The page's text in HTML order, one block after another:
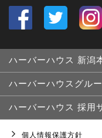
ハーバーハウス 新潟
ハーバーハウスグル
ハーバーハウス 採用
個人情報保護方針